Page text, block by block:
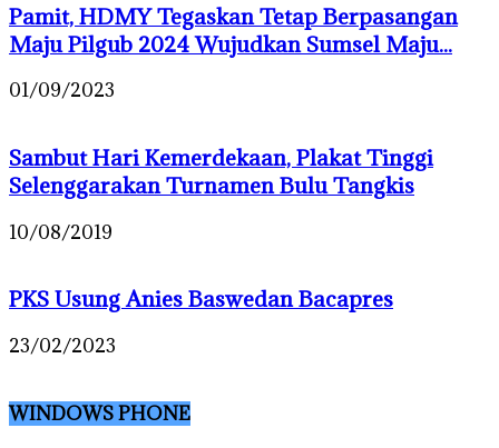
Pamit, HDMY Tegaskan Tetap Berpasangan
Maju Pilgub 2024 Wujudkan Sumsel Maju...
01/09/2023
Sambut Hari Kemerdekaan, Plakat Tinggi
Selenggarakan Turnamen Bulu Tangkis
10/08/2019
PKS Usung Anies Baswedan Bacapres
23/02/2023
WINDOWS PHONE